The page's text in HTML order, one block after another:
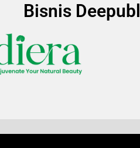
Bisnis